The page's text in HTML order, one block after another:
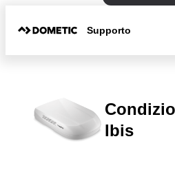
Supporto
Ibis